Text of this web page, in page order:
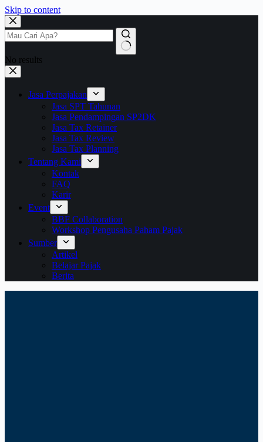
Skip to content
No results
Jasa Perpajakan
Jasa SPT Tahunan
Jasa Pendampingan SP2DK
Jasa Tax Retainer
Jasa Tax Review
Jasa Tax Planning
Tentang Kami
Kontak
FAQ
Karir
Event
BBF Collaboration
Workshop Pengusaha Paham Pajak
Sumber
Artikel
Belajar Pajak
Berita